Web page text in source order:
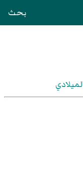
بحث